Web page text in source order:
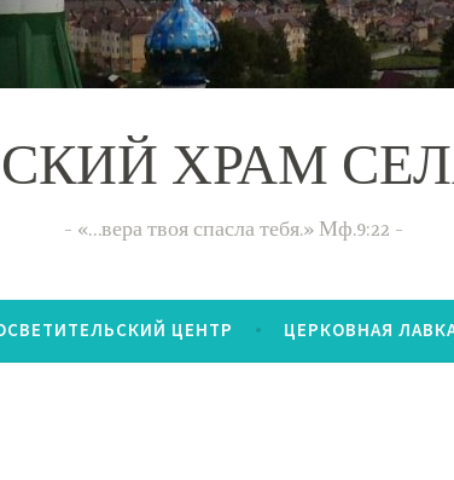
ХРАМ
«…вера твоя спасла тебя.» Мф.9:22
ЦЕНТР ЦЕРКОВНАЯ